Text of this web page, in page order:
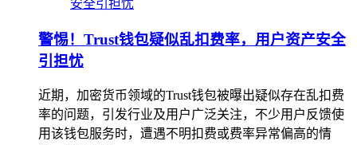
警惕！Trust钱包疑似乱扣费率，用户资产安全
引担忧
近期，加密货币领域的Trust钱包被曝出疑似存在乱扣费
率的问题，引发行业及用户广泛关注，不少用户反馈使
用该钱包服务时，遭遇不明扣费或费率异常偏高的情